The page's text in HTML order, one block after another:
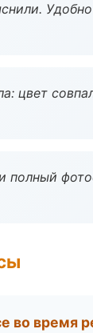
цвет
полный
во время